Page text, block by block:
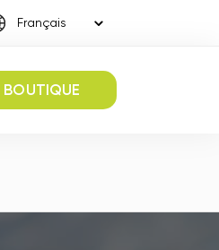
BOUTIQUE